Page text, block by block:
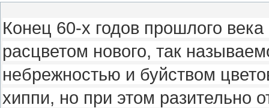
Конец 60-х годов прошлого
расцветом нового, так
небрежностью и буйством
хиппи, но при этом разительно